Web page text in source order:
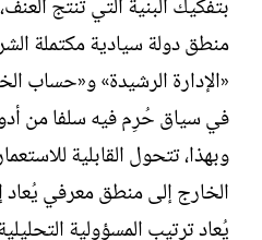
بتفكيك البنية التي تُنتج
منطق دولة سيادية مكتملة
«الإدارة الرشيدة» و«حساب
في سياق حُرِم فيه سلفا من
وبهذا، تتحول القابلية
الخارج إلى منطق معرفي
يُعاد ترتيب المسؤولية